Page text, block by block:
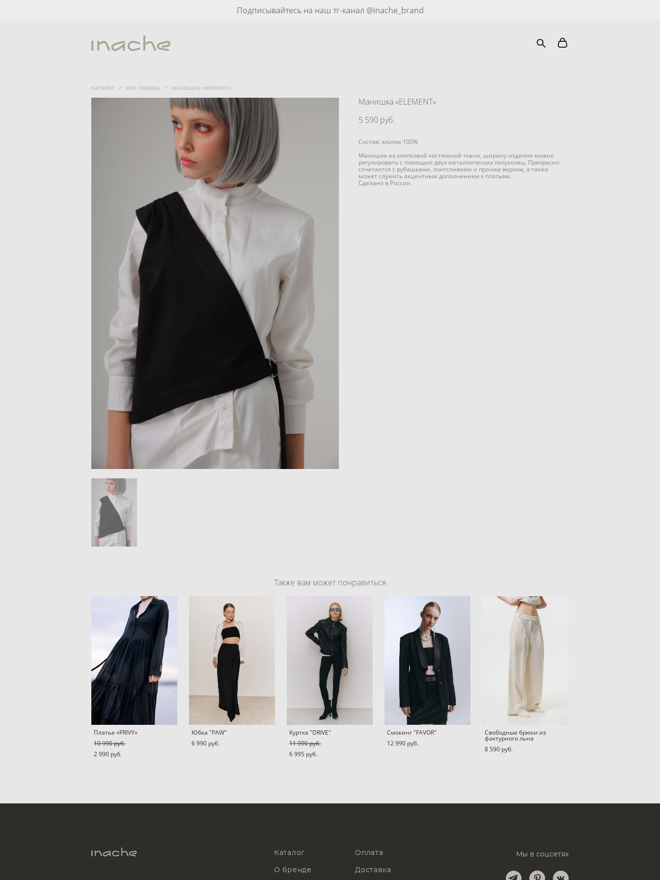
Подписывайтесь на наш тг-канал @inache_brand
каталог > все товары > манишка «element»
Манишка «ELEMENT»
5 590 pуб.
Состав: хлопок 100%
Манишка из хлопковой костюмной ткани, ширину изделия можно
регулировать c помощью двух металлических полуколец. Прекрасно
сочетается с рубашками, лонгсливами и прочим верхом, а также
может служить акцентным дополнением к платьям.
Сделано в России.
Также вам может понравиться
Платье «PRIVY»
10 990 pуб.
2 990 pуб.
Юбка "PAW"
6 990 pуб.
Куртка "DRIVE"
11 990 pуб.
6 995 pуб.
Смокинг "FAVOR"
12 990 pуб.
Свободные брюки из
фактурного льна
8 590 pуб.
Каталог
О бренде
Оплата
Доставка
Мы в соцсетях